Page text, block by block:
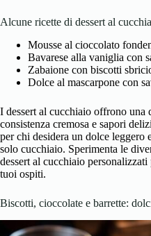
Alcune ricette di dessert al
Mousse al cioccolato
Bavarese alla vaniglia con
Zabaione con biscotti
Dolce al mascarpone con
I dessert al cucchiaio offrono una
consistenza cremosa e sapori
per chi desidera un dolce leggero
solo cucchiaio. Sperimenta le
dessert al cucchiaio personalizzati
tuoi ospiti.
Biscotti, cioccolate e barrette: